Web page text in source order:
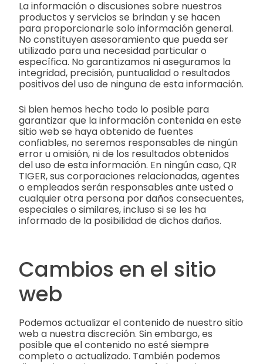
La información o discusiones sobre nuestros
productos y servicios se brindan y se hacen
para proporcionarle solo información general.
No constituyen asesoramiento que pueda ser
utilizado para una necesidad particular o
específica. No garantizamos ni aseguramos la
integridad, precisión, puntualidad o resultados
positivos del uso de ninguna de esta información.
Si bien hemos hecho todo lo posible para
garantizar que la información contenida en este
sitio web se haya obtenido de fuentes
confiables, no seremos responsables de ningún
error u omisión, ni de los resultados obtenidos
del uso de esta información. En ningún caso, QR
TIGER, sus corporaciones relacionadas, agentes
o empleados serán responsables ante usted o
cualquier otra persona por daños consecuentes,
especiales o similares, incluso si se les ha
informado de la posibilidad de dichos daños.
Cambios en el sitio
web
Podemos actualizar el contenido de nuestro sitio
web a nuestra discreción. Sin embargo, es
posible que el contenido no esté siempre
completo o actualizado. También podemos